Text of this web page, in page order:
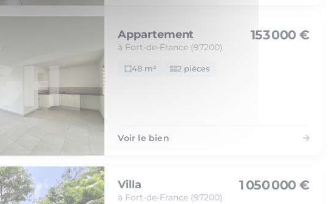
Appartement
à Fort-de-France (97200)
153 000 €
48 m² 2 pièces
Voir le bien
Villa
à Fort-de-France (97200)
1 050 000 €